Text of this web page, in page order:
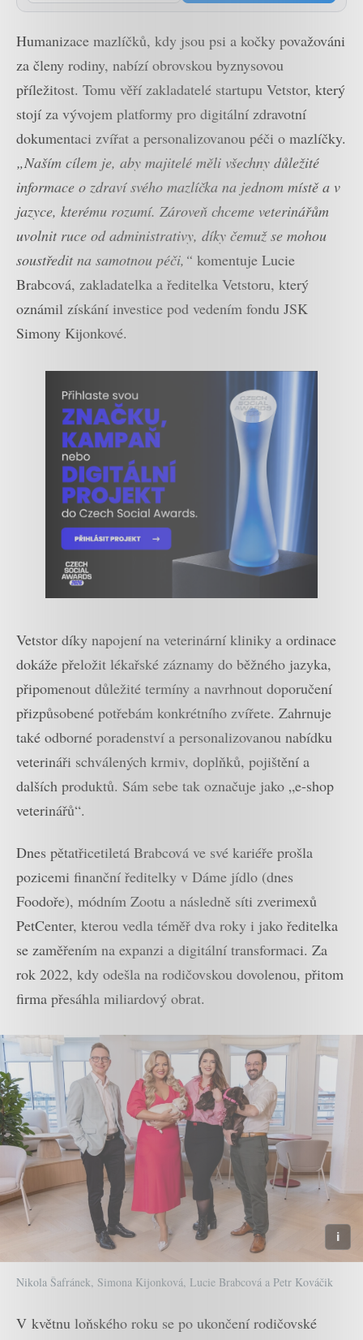
Humanizace mazlíčků, kdy jsou psi a kočky považováni
za členy rodiny, nabízí obrovskou byznysovou
příležitost. Tomu věří zakladatelé startupu Vetstor, který
stojí za vývojem platformy pro digitální zdravotní
dokumentaci zvířat a personalizovanou péči o mazlíčky.
„Naším cílem je, aby majitelé měli všechny důležité
informace o zdraví svého mazlíčka na jednom místě a v
jazyce, kterému rozumí. Zároveň chceme veterinářům
uvolnit ruce od administrativy, díky čemuž se mohou
soustředit na samotnou péči,“ komentuje Lucie
Brabcová, zakladatelka a ředitelka Vetstoru, který
oznámil získání investice pod vedením fondu JSK
Simony Kijonkové.
Vetstor díky napojení na veterinární kliniky a ordinace
dokáže přeložit lékařské záznamy do běžného jazyka,
připomenout důležité termíny a navrhnout doporučení
přizpůsobené potřebám konkrétního zvířete. Zahrnuje
také odborné poradenství a personalizovanou nabídku
veterináři schválených krmiv, doplňků, pojištění a
dalších produktů. Sám sebe tak označuje jako „e-shop
veterinářů“.
Dnes pětatřicetiletá Brabcová ve své kariéře prošla
pozicemi finanční ředitelky v Dáme jídlo (dnes
Foodoře), módním Zootu a následně síti zverimexů
PetCenter, kterou vedla téměř dva roky i jako ředitelka
se zaměřením na expanzi a digitální transformaci. Za
rok 2022, kdy odešla na rodičovskou dovolenou, přitom
firma přesáhla miliardový obrat.
Nikola Šafránek, Simona Kijonková, Lucie Brabcová a Petr Kováčik
V květnu loňského roku se po ukončení rodičovské